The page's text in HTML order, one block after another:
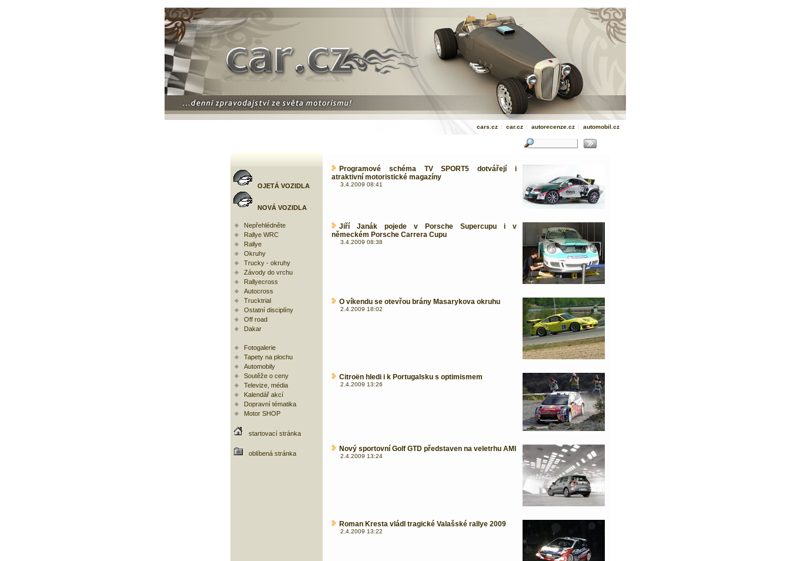
cars.cz | car.cz | autorecenze.cz | automobil.cz
OJETÁ VOZIDLA
NOVÁ VOZIDLA
Nepřehlédněte
Rallye WRC
Rallye
Okruhy
Trucky - okruhy
Závody do vrchu
Rallyecross
Autocross
Trucktrial
Ostatní disciplíny
Off road
Dakar
Fotogalerie
Tapety na plochu
Automobily
Soutěže o ceny
Televize, média
Kalendář akcí
Dopravní tématika
Motor SHOP
startovací stránka
oblíbená stránka
Programové schéma TV SPORT5 dotvářejí i
atraktivní motoristické magazíny
3.4.2009 08:41
Jiří Janák pojede v Porsche Supercupu i v
německém Porsche Carrera Cupu
3.4.2009 08:38
O víkendu se otevřou brány Masarykova okruhu
2.4.2009 18:02
Citroën hledi i k Portugalsku s optimismem
2.4.2009 13:26
Nový sportovní Golf GTD představen na veletrhu AMI
2.4.2009 13:24
Roman Kresta vládl tragické Valašské rallye 2009
2.4.2009 13:22